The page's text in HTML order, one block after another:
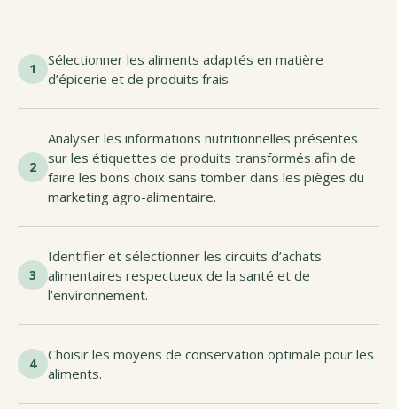
1
Sélectionner les aliments adaptés en matière
d’épicerie et de produits frais.
2
Analyser les informations nutritionnelles présentes
sur les étiquettes de produits transformés afin de
faire les bons choix sans tomber dans les pièges du
marketing agro-alimentaire.
3
Identifier et sélectionner les circuits d’achats
alimentaires respectueux de la santé et de
l’environnement.
4
Choisir les moyens de conservation optimale pour les
aliments.